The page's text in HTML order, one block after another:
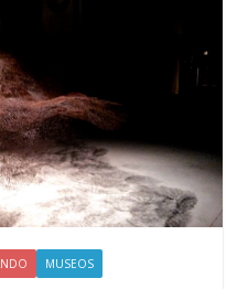
MUSEOS